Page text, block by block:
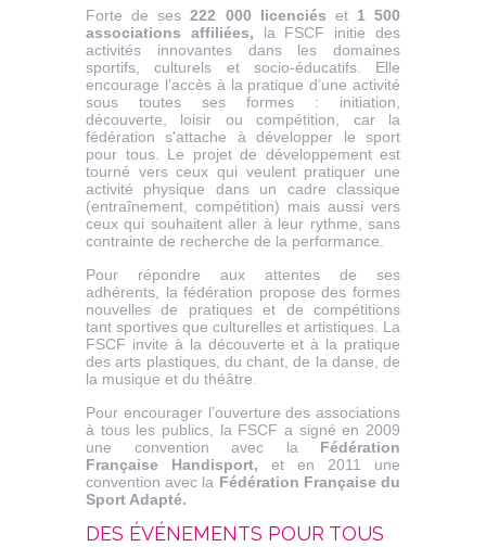
Forte de ses222 000 licenciés et1 500
associations affiliées, la FSCF initie des
activités innovantes dans les domaines
sportifs, culturels et socio-éducatifs. Elle
encourage l’accès à la pratique d’une activité
sous toutes ses formes : initiation,
découverte, loisir ou compétition, car la
fédération s'attache à développer le sport
pour tous. Le projet de développement est
tourné vers ceux qui veulent pratiquer une
activité physique dans un cadre classique
(entraînement, compétition) mais aussi vers
ceux qui souhaitent aller à leur rythme, sans
contrainte de recherche de la performance.
Pour répondre aux attentes de ses
adhérents, la fédération propose des formes
nouvelles de pratiques et de compétitions
tant sportives que culturelles et artistiques. La
FSCF invite à la découverte et à la pratique
des arts plastiques, du chant, de la danse, de
la musique et du théâtre.
Pour encourager l’ouverture des associations
à tous les publics, la FSCF a signé en 2009
une convention avec la Fédération
Française Handisport, et en 2011 une
convention avec la Fédération Française du
Sport Adapté.
DES ÉVÉNEMENTS POUR TOUS